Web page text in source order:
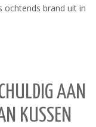
ochtends brand uit in
AAN
KUSSEN